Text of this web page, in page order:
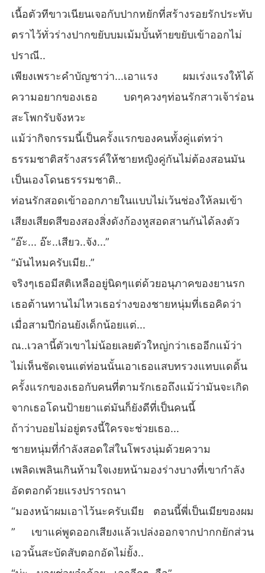
เนื้อตัวทีขาวเนียนเจอกับปากหยักที่สร้างรอยรักประทับ
ตราไว้ทั่วร่างปากขยับบมเม้มบั้นท้ายขยับเข้าออกไม่
ปราณี..
เพียงเพราะคำบัญชาว่า...เอาแรง ผมเร่งแรงให้ได้
ความอยากของเธอ บดๆควงๆท่อนรักสาวเจ้าร่อน
สะโพกรับจังหวะ
แม้ว่ากิจกรรมนี้เป็นครั้งแรกของคนทั้งคู่แต่ทว่า
ธรรมชาติสร้างสรรค์ให้ชายหญิงคู่กันไม่ต้องสอนมัน
เป็นเองโดนธรรรมชาติ..
ท่อนรักสอดเข้าออกภายในแบบไม่เว้นช่องให้ลมเข้า
เสียงเสียดสีของสองสิ่งดังก้องหูสอดสานกันได้ลงตัว
“อ๊ะ... อ๊ะ..เสียว..จัง...”
“มันไหมครับเมีย..”
จริงๆเธอมีสติเหลืออยู่นิดๆแต่ด้วยอนุภาคของยานรก
เธอต้านทานไม่ไหวเธอร่างของชายหนุ่มที่เธอคิดว่า
เมื่อสามปีก่อนยังเด็กน้อยแต่...
ณ..เวลานี้ตัวเขาไม่น้อยเลยตัวใหญ่กว่าเธออีกแม้ว่า
ไม่เห็นชัดเจนแต่ท่อนนั้นเอาเธอแสบทรวงแทบแดดิ้น
ครั้งแรกของเธอกับคนที่ตามรักเธอถึงแม้ว่ามันจะเกิด
จากเธอโดนป้ายยาแต่มันก็ยังดีที่เป็นคนนี้
ถ้าว่าบอยไม่อยู่ตรงนี้ใครจะช่วยเธอ...
ชายหนุ่มที่กำลังสอดใส่ในโพรงนุ่มด้วยความ
เพลิดเพลินเกินห้ามใจเงยหน้ามองร่างบางที่เขากำลัง
อัดตอกด้วยแรงปรารถนา
“มองหน้าผมเอาไว้นะครับเมีย ตอนนี้พี่เป็นเมียของผม
” เขาแค่พูดออกเสียงแล้วเปล่งออกจากปากกยักส่วน
เอวนั้นสะบัดสับตอกอัดไม่ยั้ง..